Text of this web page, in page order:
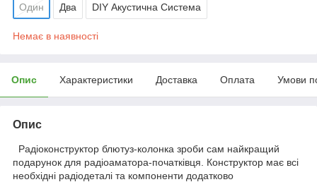
Один Два DIY Акустична Система
Немає в наявності
Опис Характеристики Доставка Оплата Умови
Опис
Радіоконструктор блютуз-колонка зроби сам найкращий
подарунок для радіоаматора-початківця. Конструктор має всі
необхідні радіодеталі та компоненти додатково